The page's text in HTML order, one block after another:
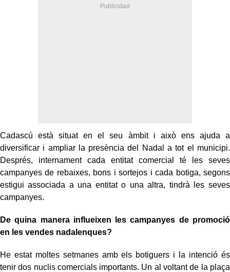
Cadascú està situat en el seu àmbit i això ens ajuda a
diversificar i ampliar la presència del Nadal a tot el municipi.
Després, internament cada entitat comercial té les seves
campanyes de rebaixes, bons i sortejos i cada botiga, segons
estigui associada a una entitat o una altra, tindrà les seves
campanyes.
De quina manera influeixen les campanyes de promoció
en les vendes nadalenques?
He estat moltes setmanes amb els botiguers i la intenció és
tenir dos nuclis comercials importants. Un al voltant de la plaça